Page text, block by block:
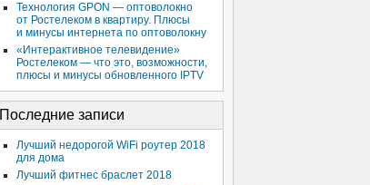
Технология GPON — оптоволокно
от Ростелеком в квартиру. Плюсы
и минусы интернета по оптоволокну
«Интерактивное телевидение»
Ростелеком — что это, возможности,
плюсы и минусы обновленного IPTV
Последние записи
Лучший недорогой WiFi роутер 2018
для дома
Лучший фитнес браслет 2018